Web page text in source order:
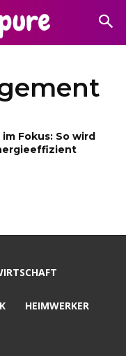
Fokus: So wird
HEIMWERKER